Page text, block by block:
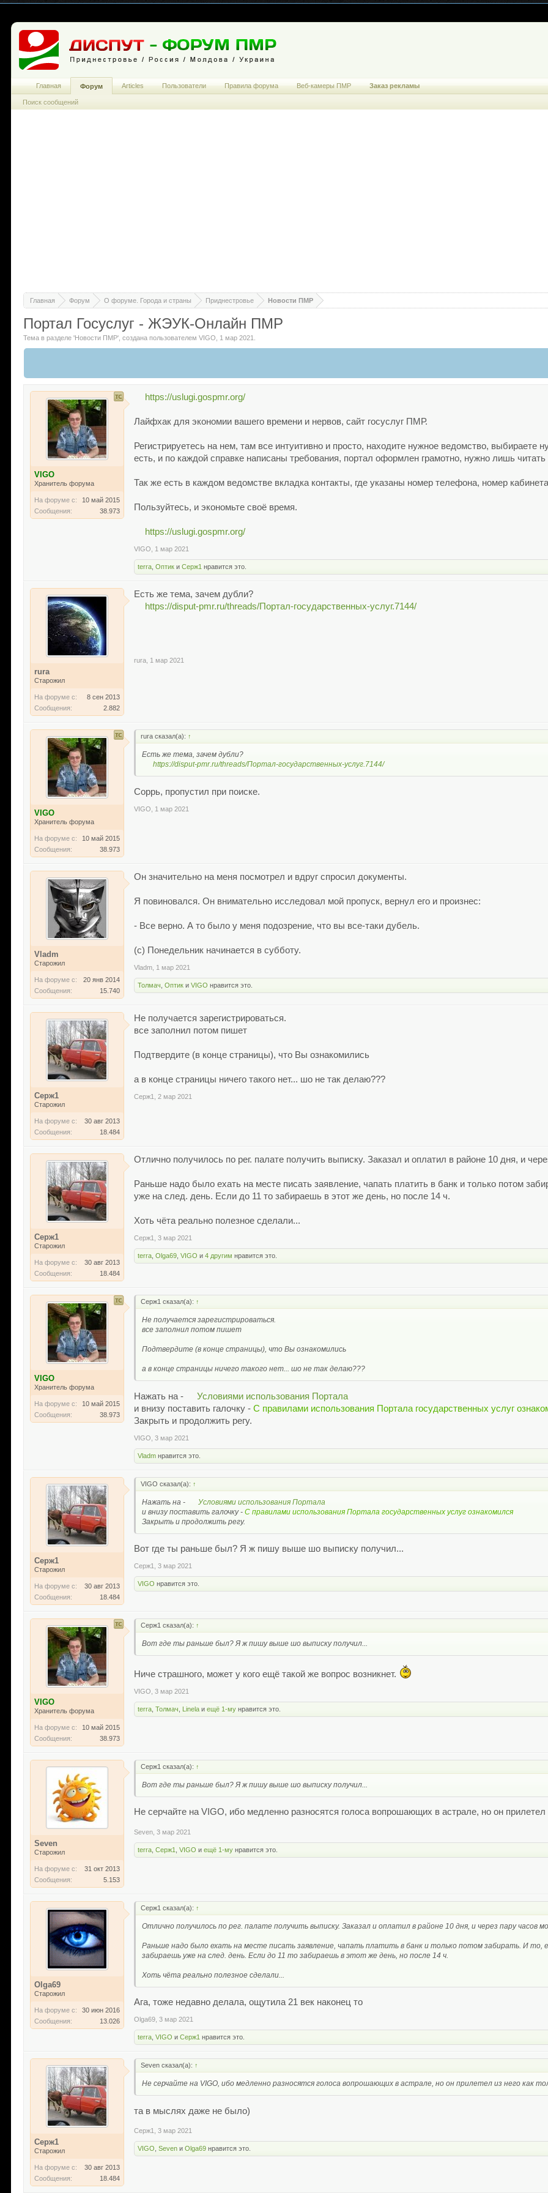
Главная Форум О форуме. Города и страны Приднестровье Новости ПМР
Портал Госуслуг - ЖЭУК-Онлайн ПМР
Тема в разделе 'Новости ПМР' , создана пользователемVIGO 1 мар 2021
VIGO
Хранитель форума
На форуме с:
10 май 2015
Сообщения:
38.973
https://uslugi.gospmr.org/
Лайфхак для экономии вашего времени и нервов, сайт госуслуг ПМР.
Регистрируетесь на нем, там все интуитивно и просто, находите нужное ведомство,
есть, и по каждой справке написаны требования, портал оформлен грамотно, нужно лишь
Так же есть в каждом ведомстве вкладка контакты, где указаны номер телефона, номер
Пользуйтесь, и экономьте своё время.
https://uslugi.gospmr.org/
VIGO 1 мар 2021
terra ,Оптик иСерж1 нравится это.
rura
Старожил
На форуме с:
8 сен 2013
Сообщения:
2.882
Есть же тема, зачем дубли?
https://disput-pmr.ru/threads/Портал-государственных-услуг.7144/
rura 1 мар 2021
VIGO
Хранитель форума
На форуме с:
10 май 2015
Сообщения:
38.973
rura сказал(а): ↑
Есть же тема, зачем дубли?
https://disput-pmr.ru/threads/Портал-государственных-услуг.7144/
Соррь, пропустил при поиске.
VIGO 1 мар 2021
Vladm
Старожил
На форуме с:
20 янв 2014
Сообщения:
15.740
Он значительно на меня посмотрел и вдруг спросил документы.
Я повиновался. Он внимательно исследовал мой пропуск, вернул его и произнес:
- Все верно. А то было у меня подозрение, что вы все-таки дубель.
(с) Понедельник начинается в субботу.
Vladm 1 мар 2021
Толмач ,Оптик иVIGO нравится это.
Серж1
Старожил
На форуме с:
30 авг 2013
Сообщения:
18.484
Не получается зарегистрироваться.
все заполнил потом пишет
Подтвердите (в конце страницы), что Вы ознакомились
а в конце страницы ничего такого нет... шо не так делаю???
Серж1 2 мар 2021
Серж1
Старожил
На форуме с:
30 авг 2013
Сообщения:
18.484
Отлично получилось по рег. палате получить выписку. Заказал и оплатил в районе 10 дня, и
Раньше надо было ехать на месте писать заявление, чапать платить в банк и только потом
уже на след. день. Если до 11 то забираешь в этот же день, но после 14 ч.
Хоть чёта реально полезное сделали...
Серж1 3 мар 2021
terra ,Olga69 ,VIGO и4 другим нравится это.
VIGO
Хранитель форума
На форуме с:
10 май 2015
Сообщения:
38.973
Серж1 сказал(а): ↑
Не получается зарегистрироваться.
все заполнил потом пишет
Подтвердите (в конце страницы), что Вы ознакомились
а в конце страницы ничего такого нет... шо не так делаю???
Нажать на -
Условиями использования Портала
и внизу поставить галочку -С правилами использования Портала государственных услуг
Закрыть и продолжить регу.
VIGO 3 мар 2021
Vladm нравится это.
Серж1
Старожил
На форуме с:
30 авг 2013
Сообщения:
18.484
VIGO сказал(а): ↑
Нажать на -
Условиями использования Портала
и внизу поставить галочку -С правилами использования Портала государственных услуг ознакомился
Закрыть и продолжить регу.
Вот где ты раньше был? Я ж пишу выше шо выписку получил...
Серж1 3 мар 2021
VIGO нравится это.
VIGO
Хранитель форума
На форуме с:
10 май 2015
Сообщения:
38.973
Серж1 сказал(а): ↑
Вот где ты раньше был? Я ж пишу выше шо выписку получил...
Ниче страшного, может у кого ещё такой же вопрос возникнет.
VIGO 3 мар 2021
terra ,Толмач Linela иещё 1-му нравится это.
Seven
Старожил
На форуме с:
31 окт 2013
Сообщения:
5.153
Серж1 сказал(а): ↑
Вот где ты раньше был? Я ж пишу выше шо выписку получил...
Не серчайте на VIGO, ибо медленно разносятся голоса вопрошающих в астрале, но он прилетел
Seven 3 мар 2021
terra ,Серж1 ,VIGO иещё 1-му нравится это.
Olga69
Старожил
На форуме с:
30 июн 2016
Сообщения:
13.026
Серж1 сказал(а): ↑
Отлично получилось по рег. палате получить выписку. Заказал и оплатил в районе 10 дня, и через пару часов
Раньше надо было ехать на месте писать заявление, чапать платить в банк и только потом забирать. И то,
забираешь уже на след. день. Если до 11 то забираешь в этот же день, но после 14 ч.
Хоть чёта реально полезное сделали...
Ага, тоже недавно делала, ощутила 21 век наконец то
Olga69 3 мар 2021
terra ,VIGO иСерж1 нравится это.
Серж1
Старожил
На форуме с:
30 авг 2013
Сообщения:
18.484
Seven сказал(а): ↑
Не серчайте на VIGO, ибо медленно разносятся голоса вопрошающих в астрале, но он прилетел из него как
та в мыслях даже не было)
Серж1 3 мар 2021
VIGO ,Seven иOlga69 нравится это.
Главная Форум
Поиск сообщений
Articles Пользователи Правила форума Веб-камеры ПМР Заказ рекламы